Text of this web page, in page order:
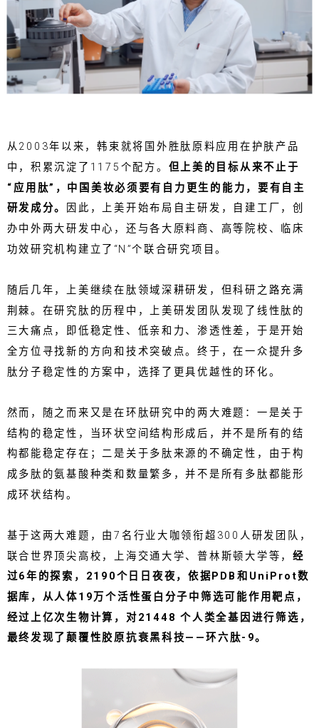
从2003年以来，韩束就将国外胜肽原料应用在护肤产品
中，积累沉淀了1175个配方。 但上美的目标从来不止于
“应用肽”，中国美妆必须要有自力更生的能力，要有自主
研发成分。
因此，上美开始布局自主研发，自建工厂，创
办中外两大研发中心，还与各大原料商、高等院校、临床
功效研究机构建立了“N”个联合研究项目。
随后几年，上美继续在肽领域深耕研发，但科研之路充满
荆棘。在研究肽的历程中，上美研发团队发现了线性肽的
三大痛点，即低稳定性、低亲和力、渗透性差，于是开始
全方位寻找新的方向和技术突破点。终于，在一众提升多
肽分子稳定性的方案中，选择了更具优越性的环化。
然而，随之而来又是在环肽研究中的两大难题：一是关于
结构的稳定性，当环状空间结构形成后，并不是所有的结
构都能稳定存在；二是关于多肽来源的不确定性，由于构
成多肽的氨基酸种类和数量繁多，并不是所有多肽都能形
成环状结构。
基于这两大难题，由7名行业大咖领衔超300人研发团队，
联合世界顶尖高校，上海交通大学、普林斯顿大学等， 经
过6年的探索，2190个日日夜夜，依据PDB和UniProt数
据库，从人体19万个活性蛋白分子中筛选可能作用靶点，
经过上亿次生物计算，对21448 个人类全基因进行筛选，
最终发现了颠覆性胶原抗衰黑科技——环六肽-9。